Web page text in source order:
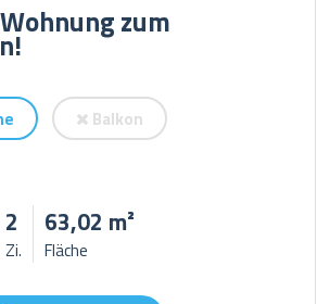
zum
Balkon
2
Zi.
63,02 m²
Fläche